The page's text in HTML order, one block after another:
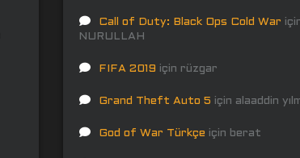
Call of Duty: Black Ops Cold War
NURULLAH
FIFA 2019 için rüzgar
Grand Theft Auto 5 için alaaddin
God of War Türkçe için berat